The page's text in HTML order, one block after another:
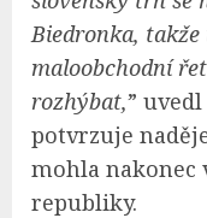
Biedronka,
maloobchodní
rozhýbat,” uvedl
potvrzuje
mohla nakonec
republiky.